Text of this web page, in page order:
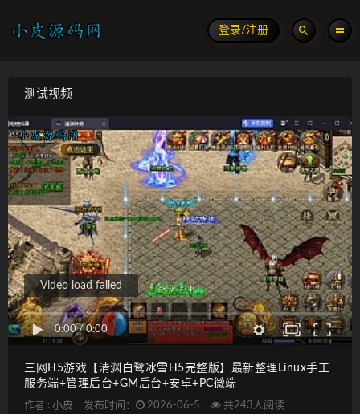
登录/注册
测试视频
0:00/0:00
Video load failed
三网H5游戏【清渊白鹭冰雪H5完整版】最新整理Linux手工
服务端+管理后台+GM后台+安卓+PC微端
作者 : 小皮 发布时间： 2026-06-5 共243人阅读